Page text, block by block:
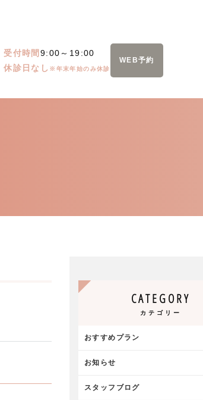
受付時間 9:00～19:00
休診日なし ※年末年始のみ休診
WEB予約
CATEGORY
カテゴリー
おすすめプラン
お知らせ
スタッフブログ